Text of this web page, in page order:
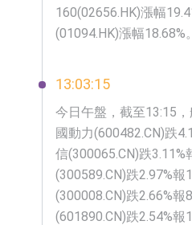
160(02656.HK)漲幅
(01094.HK)漲幅18.68%。
13:03:15
今日午盤，截至13:15
國動力(600482.CN)跌
信(300065.CN)跌
(300589.CN)跌2.97%
(300008.CN)跌2.66%報
(601890.CN)跌2.54%報